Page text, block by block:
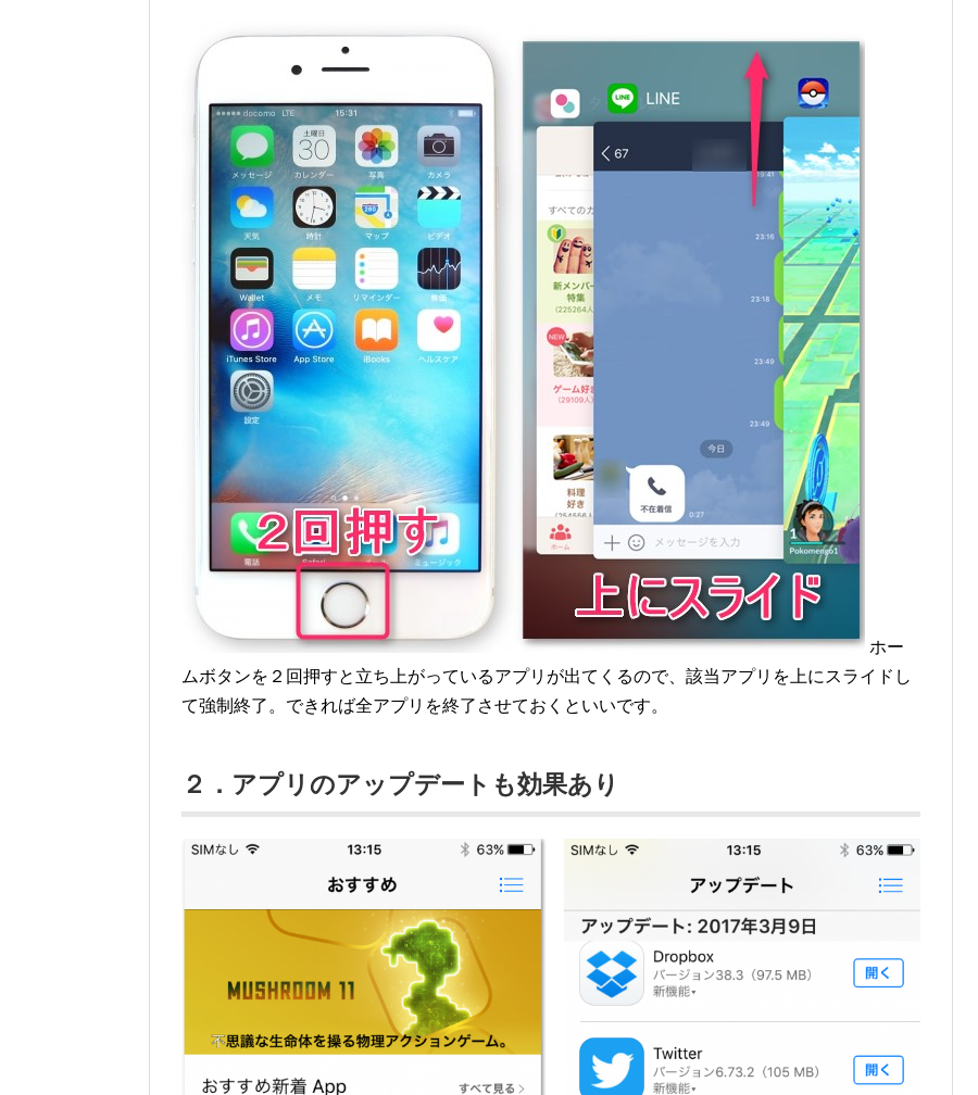
ホー
ムボタンを２回押すと立ち上がっているアプリが出てくるので、該当アプリを上にスライドし
て強制終了。できれば全アプリを終了させておくといいです。
２．アプリのアップデートも効果あり